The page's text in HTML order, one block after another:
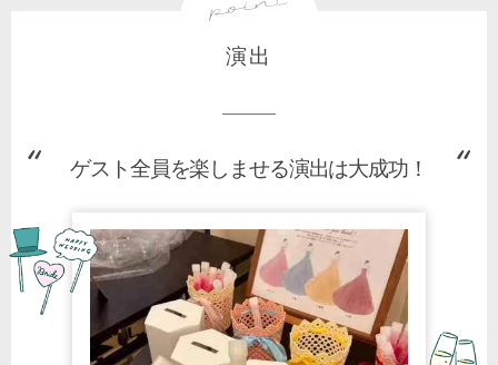
演出
ゲスト全員を楽しませる演出は大成功！